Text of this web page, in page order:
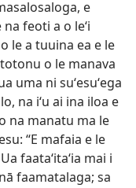
e
feoti a o leʻi
le a tuuina ea e le
o le manava
uma ni suʻesuʻega
na iʻu ai ina iloa e
na manatu ma le
“E mafaia e le
faataʻitaʻia mai i
faamatalaga; sa